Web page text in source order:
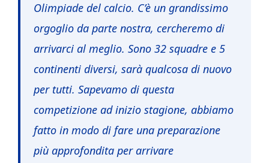
Olimpiade del calcio. C’è un grandissimo
orgoglio da parte nostra, cercheremo di
arrivarci al meglio. Sono 32 squadre e 5
continenti diversi, sarà qualcosa di nuovo
per tutti. Sapevamo di questa
competizione ad inizio stagione, abbiamo
fatto in modo di fare una preparazione
più approfondita per arrivare